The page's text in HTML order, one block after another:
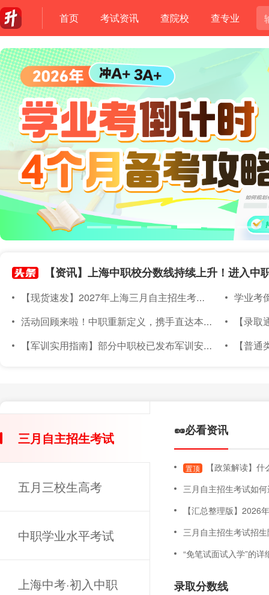
首页 考试资讯 查院校 查专业
【现货速发】2027年上海三月自主招生考试素质技能小六门备考材料已上架~
学业考倒
活动回顾来啦！中职重新定义，携手直达本科｜2026年度针对上海准中职新生线下升学宣讲会圆满落幕
【录取通
【军训实用指南】部分中职校已发布军训安排！军训倒计时～上海中职新生军训实用指南，必备物品、注意事项都在这！
【普通类专场已
三月自主招生考试
五月三校生高考
中职学业水平考试
上海中考·初入中职
🥜必看资讯
置顶
【政策解读】什
三月自主招生考试如
【汇总整理版】2026年上海三月自主招
三月自主招生考试招
“免笔试面试入学”的详
录取分数线